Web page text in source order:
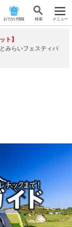
おでかけ情報 検 索 メニュー
ト】
みらいフェスティバ